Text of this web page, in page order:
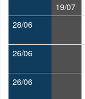
19/07
28/06
26/06
26/06